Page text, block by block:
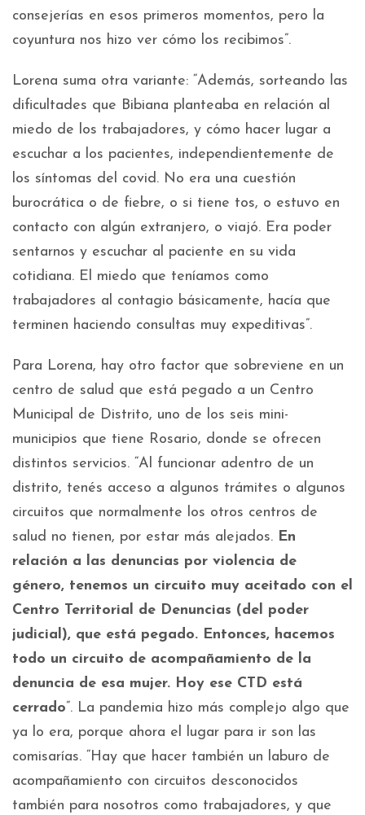
consejerías en esos primeros momentos, pero la
coyuntura nos hizo ver cómo los recibimos”.
Lorena suma otra variante: “Además, sorteando las
dificultades que Bibiana planteaba en relación al
miedo de los trabajadores, y cómo hacer lugar a
escuchar a los pacientes, independientemente de
los síntomas del covid. No era una cuestión
burocrática o de fiebre, o si tiene tos, o estuvo en
contacto con algún extranjero, o viajó. Era poder
sentarnos y escuchar al paciente en su vida
cotidiana. El miedo que teníamos como
trabajadores al contagio básicamente, hacía que
terminen haciendo consultas muy expeditivas”.
Para Lorena, hay otro factor que sobreviene en un
centro de salud que está pegado a un Centro
Municipal de Distrito, uno de los seis mini-
municipios que tiene Rosario, donde se ofrecen
distintos servicios. “Al funcionar adentro de un
distrito, tenés acceso a algunos trámites o algunos
circuitos que normalmente los otros centros de
salud no tienen, por estar más alejados. En
relación a las denuncias por violencia de
género, tenemos un circuito muy aceitado con el
Centro Territorial de Denuncias (del poder
judicial), que está pegado. Entonces, hacemos
todo un circuito de acompañamiento de la
denuncia de esa mujer. Hoy ese CTD está
cerrado”. La pandemia hizo más complejo algo que
ya lo era, porque ahora el lugar para ir son las
comisarías. “Hay que hacer también un laburo de
acompañamiento con circuitos desconocidos
también para nosotros como trabajadores, y que